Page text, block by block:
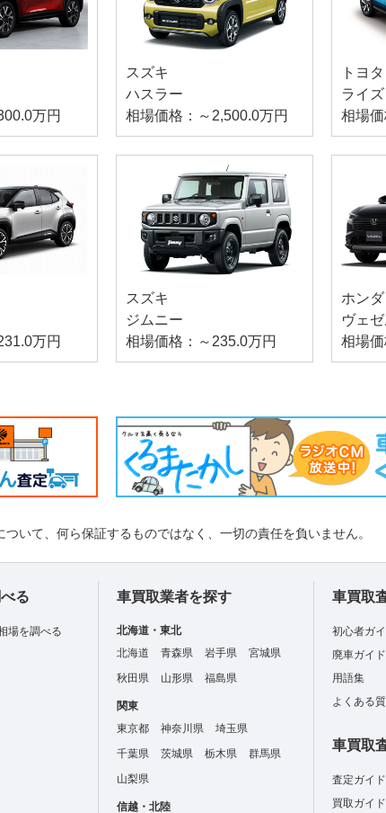
万円
スズキ
ハスラー
相場価格：～2,500.0万円
トヨタ
ライズ
相場
万円
スズキ
ジムニー
相場価格：～235.0万円
ホンダ
ヴェ
相場
いて、何ら保証するものではなく、一切の責任を負いません。
る
場を調べる
車買取業者を探す
北海道・東北
北海道
青森県 岩手県
宮城県
秋田県
山形県 福島県
関東
東京都
神奈川県
埼玉県
千葉県
茨城県 栃木県
群馬県
山梨県
信越・北陸
車買取
初心者ガ
廃車ガイド
用語集
よくある
車買取
査定ガイド
買取ガイド